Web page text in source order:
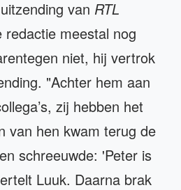
van RTL
meestal nog
niet, hij vertrok
"Achter hem aan
zij hebben het
van hen kwam terug de
schreeuwde: 'Peter is
Luuk. Daarna brak